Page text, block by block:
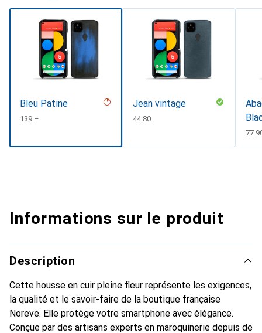
Bleu Patine
CHF
139.–
Jean vintage
CHF
44.80
CHF
Informations sur le produit
Description
Cette housse en cuir pleine fleur représente les exigences,
la qualité et le savoir-faire de la boutique française
Noreve. Elle protège votre smartphone avec élégance.
Conçue par des artisans experts en maroquinerie depuis de